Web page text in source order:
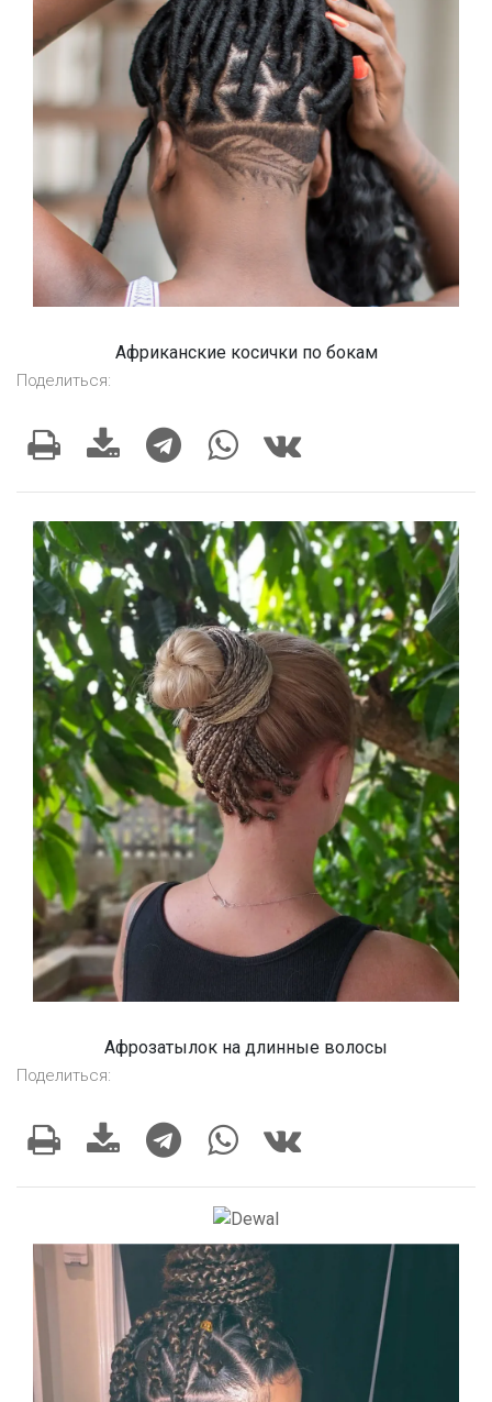
Африканские косички по бокам
Поделиться:
Афрозатылок на длинные волосы
Поделиться: